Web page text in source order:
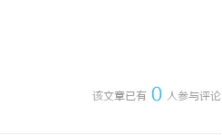
该文章已有 0 人参与评论